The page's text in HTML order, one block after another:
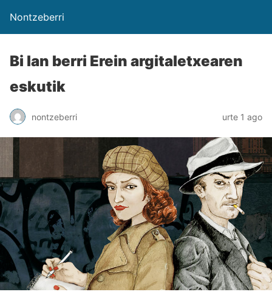
Nontzeberri
Bi lan berri Erein argitaletxearen
eskutik
nontzeberri urte 1 ago